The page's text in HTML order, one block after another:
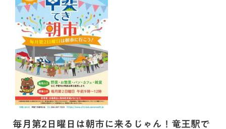
毎月第2日曜日は朝市に来るじゃん！竜王駅で